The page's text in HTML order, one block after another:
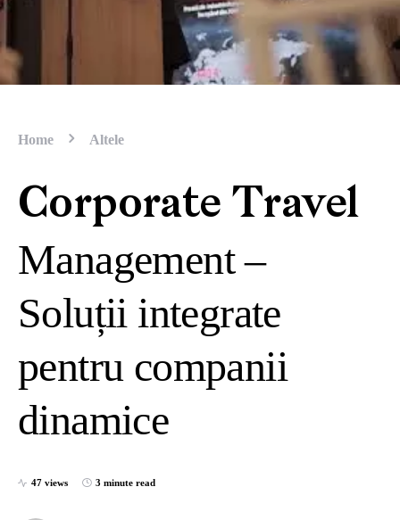
Home Altele
Corporate Travel
Management –
Soluții integrate
pentru companii
dinamice
47 views 3 minute read